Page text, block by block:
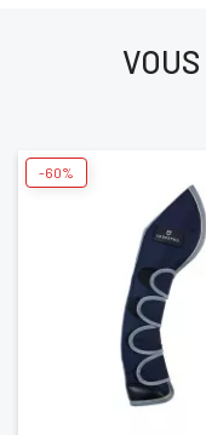
VOUS
-60%